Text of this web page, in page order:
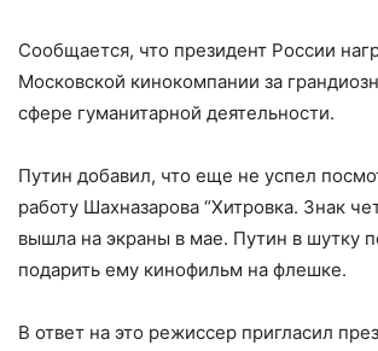
Сообщается, что президент России
Московской кинокомпании за
сфере гуманитарной деятельности.
Путин добавил, что еще не успел
работу Шахназарова “Хитровка. Знак
вышла на экраны в мае. Путин в шутку
подарить ему кинофильм на флешке.
В ответ на это режиссер пригласил